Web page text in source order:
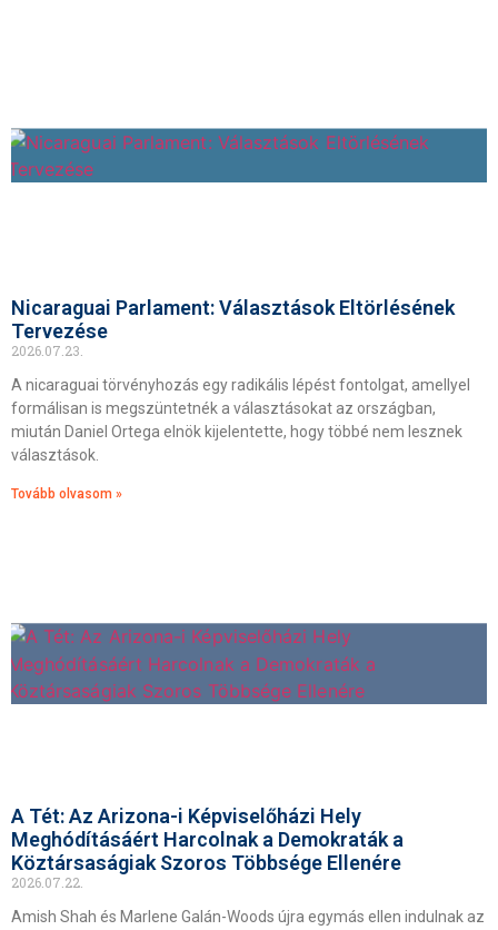
Nicaraguai Parlament: Választások Eltörlésének
Tervezése
2026.07.23.
A nicaraguai törvényhozás egy radikális lépést fontolgat, amellyel
formálisan is megszüntetnék a választásokat az országban,
miután Daniel Ortega elnök kijelentette, hogy többé nem lesznek
választások.
Tovább olvasom »
A Tét: Az Arizona-i Képviselőházi Hely
Meghódításáért Harcolnak a Demokraták a
Köztársaságiak Szoros Többsége Ellenére
2026.07.22.
Amish Shah és Marlene Galán-Woods újra egymás ellen indulnak az